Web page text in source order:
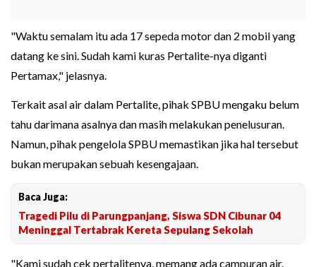
"Waktu semalam itu ada 17 sepeda motor dan 2 mobil yang
datang ke sini. Sudah kami kuras Pertalite-nya diganti
Pertamax," jelasnya.
Terkait asal air dalam Pertalite, pihak SPBU mengaku belum
tahu darimana asalnya dan masih melakukan penelusuran.
Namun, pihak pengelola SPBU memastikan jika hal tersebut
bukan merupakan sebuah kesengajaan.
Baca Juga:
Tragedi Pilu di Parungpanjang, Siswa SDN Cibunar 04
Meninggal Tertabrak Kereta Sepulang Sekolah
"Kami sudah cek pertalitenya, memang ada campuran air.